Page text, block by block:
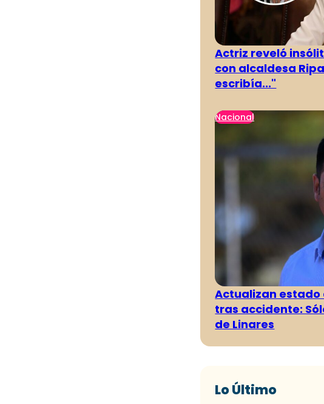
Actriz reveló
con alcaldesa
escribía..."
Nacional
Actualizan estado
tras accidente:
de Linares
Lo Último